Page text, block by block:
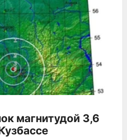
магнитудой 3,6